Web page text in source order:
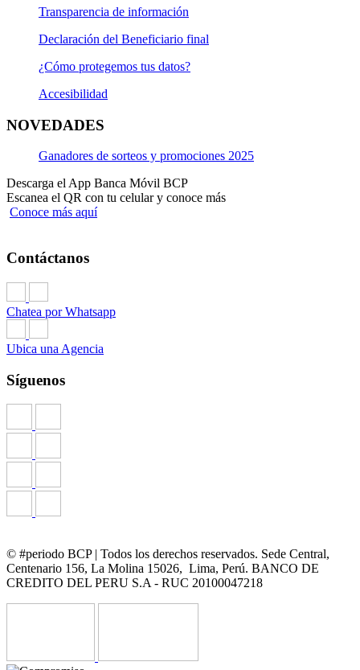
Transparencia de información
Declaración del Beneficiario final
¿Cómo protegemos tus datos?
Accesibilidad
NOVEDADES
Ganadores de sorteos y promociones 2025
Descarga el App Banca Móvil BCP
Escanea el QR con tu celular y conoce más
Conoce más aquí
Contáctanos
Chatea por Whatsapp
Ubica una Agencia
Síguenos
© #periodo BCP | Todos los derechos reservados. Sede Central,
Centenario 156, La Molina 15026, Lima, Perú. BANCO DE
CREDITO DEL PERU S.A - RUC 20100047218